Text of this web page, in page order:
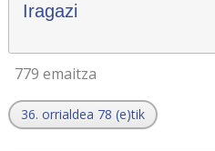
Iragazi
779 emaitza
36. orrialdea 78 (e)tik